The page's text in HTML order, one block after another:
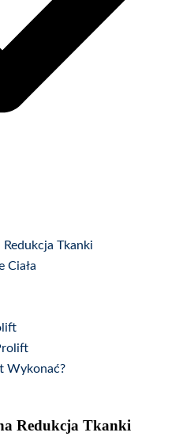
Tkanki
Ciała
Wykonać?
Redukcja Tkanki